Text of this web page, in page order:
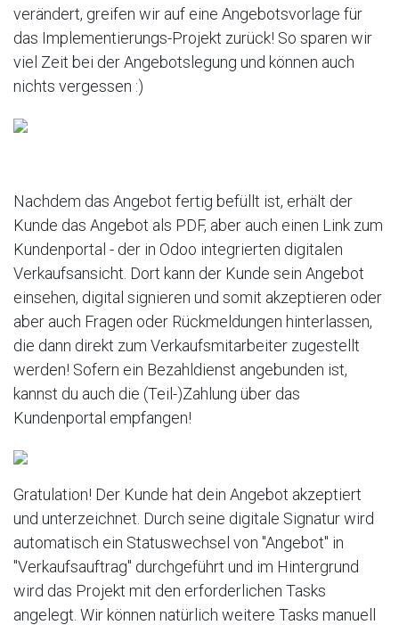
verändert, greifen wir auf eine Angebotsvorlage für
das Implementierungs-Projekt zurück! So sparen wir
viel Zeit bei der Angebotslegung und können auch
nichts vergessen :)
Nachdem das Angebot fertig befüllt ist, erhält der
Kunde das Angebot als PDF, aber auch einen Link zum
Kundenportal - der in Odoo integrierten digitalen
Verkaufsansicht. Dort kann der Kunde sein Angebot
einsehen, digital signieren und somit akzeptieren oder
aber auch Fragen oder Rückmeldungen hinterlassen,
die dann direkt zum Verkaufsmitarbeiter zugestellt
werden! Sofern ein Bezahldienst angebunden ist,
kannst du auch die (Teil-)Zahlung über das
Kundenportal empfangen!
Gratulation! Der Kunde hat dein Angebot akzeptiert
und unterzeichnet. Durch seine digitale Signatur wird
automatisch ein Statuswechsel von "Angebot" in
"Verkaufsauftrag" durchgeführt und im Hintergrund
wird das Projekt mit den erforderlichen Tasks
angelegt. Wir können natürlich weitere Tasks manuell